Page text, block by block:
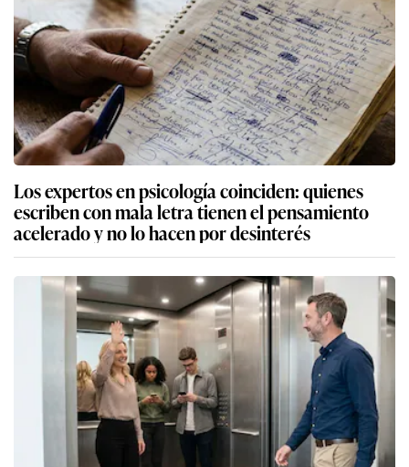
Los expertos en psicología coinciden: quienes
escriben con mala letra tienen el pensamiento
acelerado y no lo hacen por desinterés